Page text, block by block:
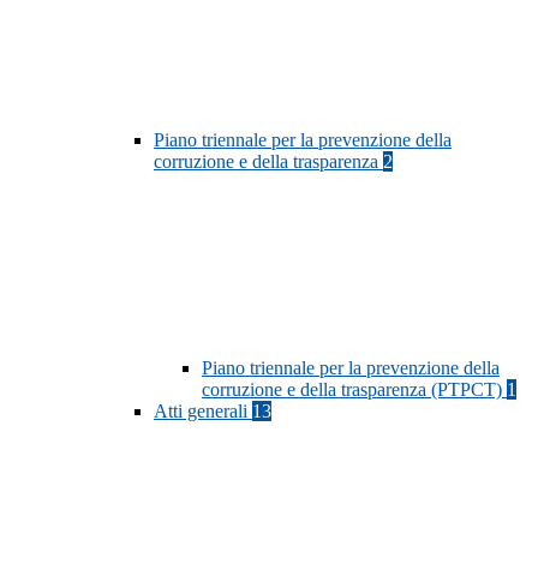
Piano triennale per la prevenzione della
corruzione e della trasparenza 2
Piano triennale per la prevenzione della
corruzione e della trasparenza (PTPCT) 1
Atti generali 13